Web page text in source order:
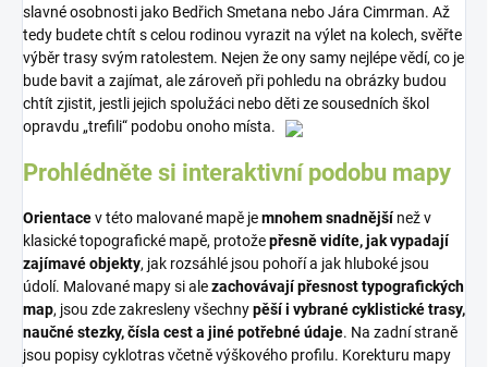
slavné osobnosti jako Bedřich Smetana nebo Jára Cimrman. Až
tedy budete chtít s celou rodinou vyrazit na výlet na kolech, svěřte
výběr trasy svým ratolestem. Nejen že ony samy nejlépe vědí, co je
bude bavit a zajímat, ale zároveň při pohledu na obrázky budou
chtít zjistit, jestli jejich spolužáci nebo děti ze sousedních škol
opravdu „trefili“ podobu onoho místa.
Prohlédněte si interaktivní podobu mapy
Orientacev této malované mapě jemnohem snadnějšínež v
klasické topografické mapě, protožepřesně vidíte, jak vypadají
zajímavé objekty, jak rozsáhlé jsou pohoří a jak hluboké jsou
údolí. Malované mapy si alezachovávají přesnost typografických
map, jsou zde zakresleny všechnypěší i vybrané cyklistické trasy,
naučné stezky, čísla cest a jiné potřebné údaje. Na zadní straně
jsou popisy cyklotras včetně výškového profilu. Korekturu mapy